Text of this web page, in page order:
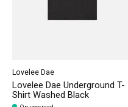
Lovelee Dae
Lovelee Dae Underground T-
Shirt Washed Black